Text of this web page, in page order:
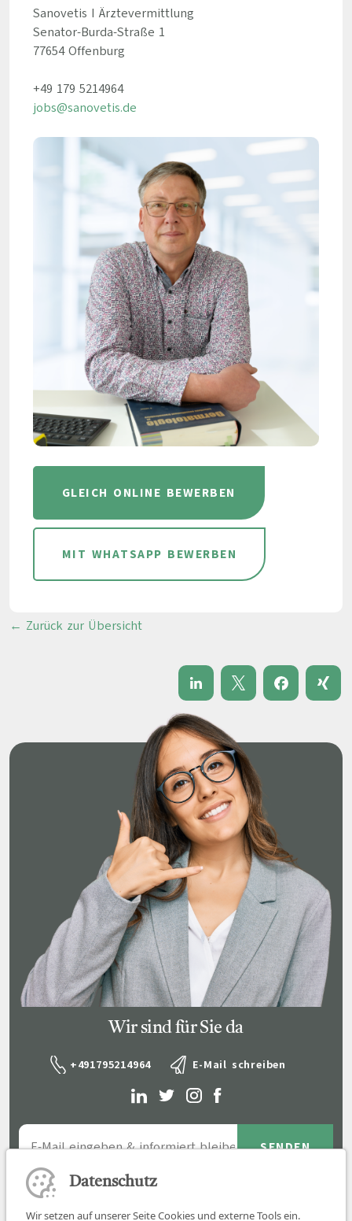
Sanovetis I Ärztevermittlung
Senator-Burda-Straße 1
77654 Offenburg
+49 179 5214964
jobs@sanovetis.de
GLEICH ONLINE BEWERBEN
MIT WHATSAPP BEWERBEN
← Zurück zur Übersicht
Wir sind für Sie da
+491795214964 E-Mail schreiben
Datenschutz
Wir setzen auf unserer Seite Cookies und externe Tools ein.